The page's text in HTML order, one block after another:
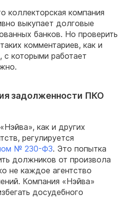
коллекторская компания
выкупает долговые
банков. Но проверить
комментариев, как и
с которыми работает
задолженности ПКО
как и других
регулируется
№ 230-ФЗ. Это попытка
должников от произвола
не каждое агентство
Компания «Нэйва»
досудебного